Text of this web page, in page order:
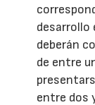
desarrollo
deberán
de entre
entre dos